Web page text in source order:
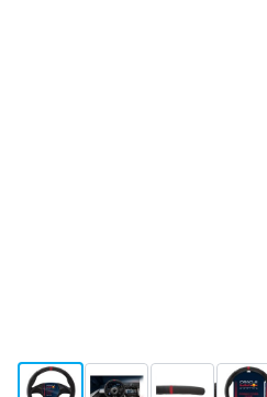
View larger imageView larger image
View larger